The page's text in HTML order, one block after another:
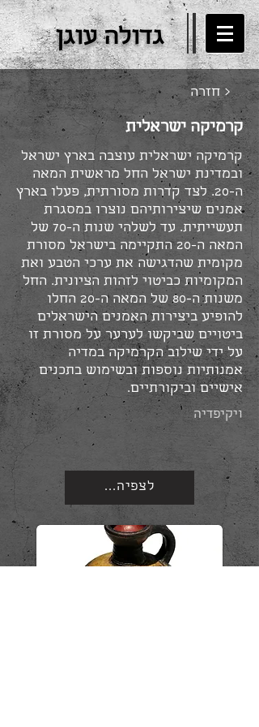
גדולה עוגן
חזרה >
קרמיקה ישראלית
קרמיקה ישראלית עוצבה בארץ ישראל
ובמדינת ישראל החל מראשית המאה
ה-20. לצד קדרות מסורתית, פעלו בארץ
אמנים שיצירותיהם נוצרו במסגרת
תעשייתית. עד לשלהי שנות ה-70 של
המאה ה-20 התקיימה בישראל מסורת
מקומית שהדגישה את ערכי הטבע ואת
המקומיות כביטוי לזהות הציונית. החל
משנות ה-80 של המאה ה-20 החלו
להופיע ביצירות האמנים הישראלים
ביטויים שביקשו לערער על מסורת זו
על ידי שילוב הקרמיקה במדיה
אמנותיות נוספות ובשימוש בתכנים
אישיים וביקורתיים.
ויקיפדיה
...לצפיה